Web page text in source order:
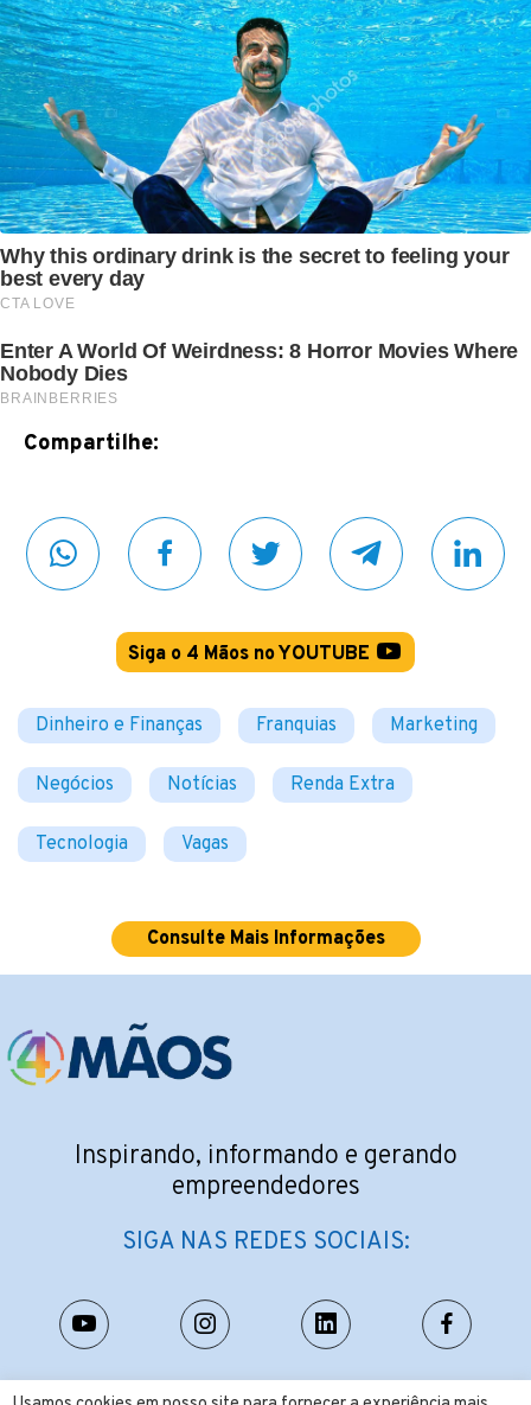
Compartilhe:
Siga o 4 Mãos no YOUTUBE
Dinheiro e Finanças Franquias Marketing
Negócios Notícias Renda Extra
Tecnologia Vagas
Consulte Mais Informações
Inspirando, informando e gerando
empreendedores
SIGA NAS REDES SOCIAIS:
CONTATO: